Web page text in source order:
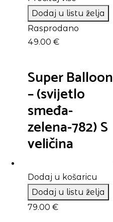
Dodaj u listu želja
Rasprodano
49.00 €
Super Balloon
– (svijetlo
smeđa-
zelena-782) S
veličina
Dodaj u košaricu
Dodaj u listu želja
79.00 €